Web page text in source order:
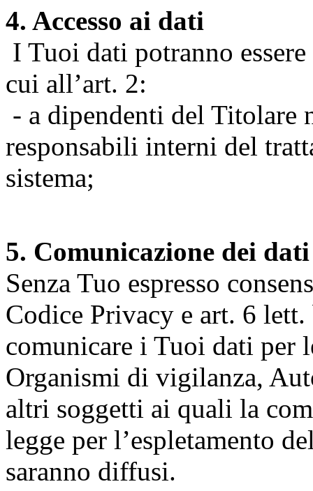
4. Accesso ai dati
I Tuoi dati potranno
cui all’art. 2:
- a dipendenti del Titolare
responsabili interni del
sistema;
5. Comunicazione dei dati
Senza Tuo espresso
Codice Privacy e art. 6
comunicare i Tuoi dati per
Organismi di vigilanza,
altri soggetti ai quali la
legge per l’espletamento
saranno diffusi.